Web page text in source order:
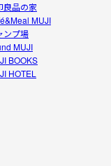
良品の家
MUJI
ンプ場
MUJI
BOOKS
HOTEL